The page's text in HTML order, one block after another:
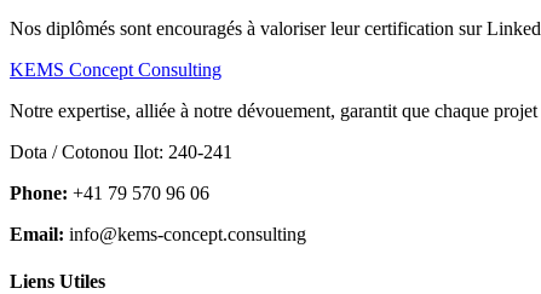
Nos diplômés sont encouragés à valoriser leur certification sur
KEMS Concept Consulting
Notre expertise, alliée à notre dévouement, garantit que chaque
Dota / Cotonou Ilot: 240-241
Phone: +41 79 570 96 06
Email: info@kems-concept.consulting
Liens Utiles